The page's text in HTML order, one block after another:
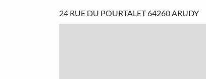
24 RUE DU POURTALET64260 ARUDY